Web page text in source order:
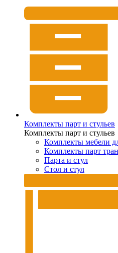
Комплекты парт и стульев
Комплекты парт и стульев
Комплекты мебели
Комплекты парт
Парта и стул
Стол и стул